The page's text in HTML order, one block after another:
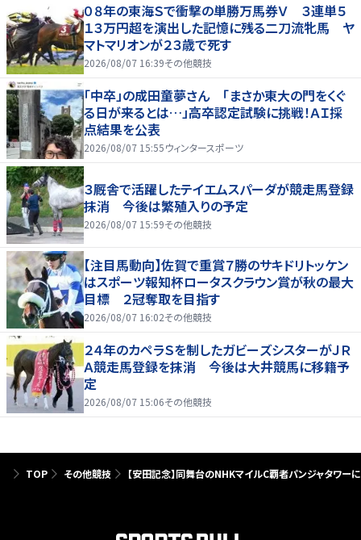
０８年の東海Ｓで衝撃の単勝万馬券Ｖ ３連単５
１３万円超を演出した記憶に残る二刀流牝馬 ヤ
マトマリオンが２３歳で死す
2026/08/07 16:39その他競技
「中卒」の成田童夢さん 「まさか東大の門をくぐ
る日が来るとは…」高卒認定試験に挑戦！ＡＩ採
点結果を公表
2026/08/07 15:55ウィンタースポーツ
３厩舎で活躍したテイエムスパーダが競走馬登録
抹消 今後は繁殖入りの予定
2026/08/07 15:59その他競技
【注目馬動向】佐賀で重賞７勝のサキドリトッケン
はスポーツ報知杯ロータスクラウン賞が秋の最大
目標 ２冠奪取を目指す
2026/08/07 16:02その他競技
２４年のカペラＳを制したガビーズシスターがＪＲ
Ａ競走馬登録を抹消 今後は大井競馬に移籍予
定
2026/08/07 15:06その他競技
TOP その他競技 【安田記念】同舞台のNHKマイルC覇者パンジャタワー